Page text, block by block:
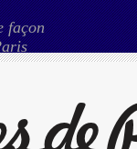
façon